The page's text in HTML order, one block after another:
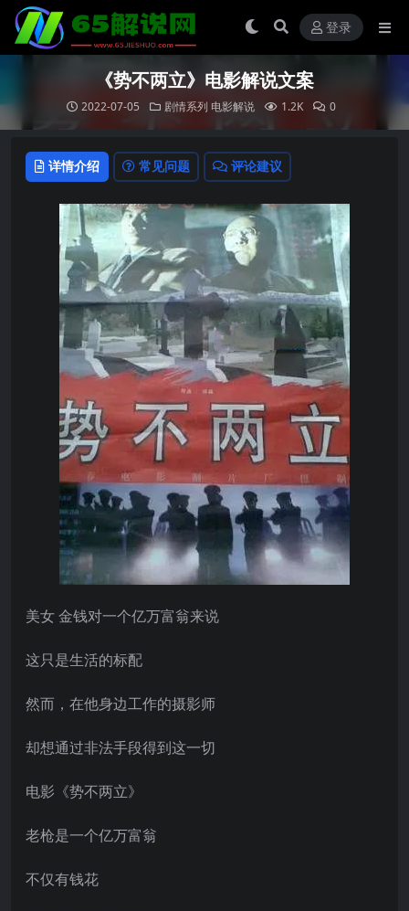
登录
《势不两立》电影解说文案
2022-07-05 剧情系列 电影解说 1.2K 0
详情介绍 常见问题 评论建议
美女 金钱对一个亿万富翁来说
这只是生活的标配
然而，在他身边工作的摄影师
却想通过非法手段得到这一切
电影《势不两立》
老枪是一个亿万富翁
不仅有钱花